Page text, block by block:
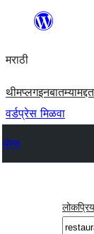
सामुग्रीवर
मराठी
थीमप्लगइनबातम्यामद्दत
वर्डप्रेस मिळवा
थीम्स
लोकप्रिय
शोधा